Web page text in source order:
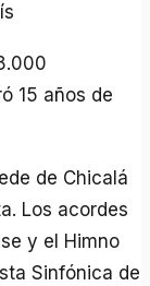
15 años de
de Chicalá
Los acordes
y el Himno
Sinfónica de